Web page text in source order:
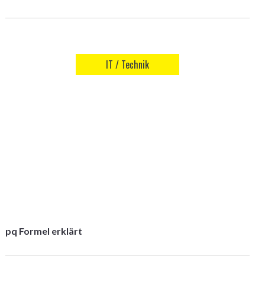
IT / Technik
pq Formel erklärt